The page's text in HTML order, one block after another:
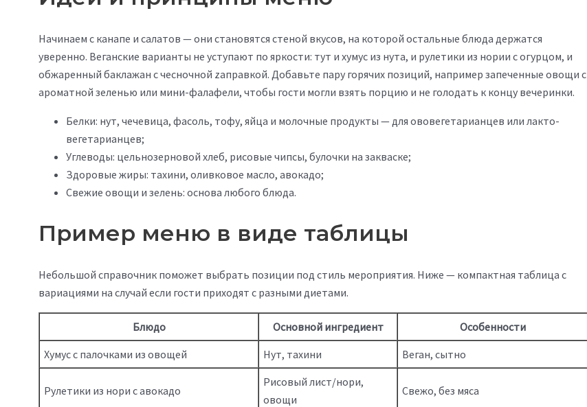
Начинаем с канапе и салатов — они становятся стеной вкусов, на которой остальные блюда держатся
уверенно. Веганские варианты не уступают по яркости: тут и хумус из нута, и рулетики из нории с огурцом, и
обжаренный баклажан с чесночной zaправкой. Добавьте пару горячих позиций, например запеченные овощи с
ароматной зеленью или мини-фалафели, чтобы гости могли взять порцию и не голодать к концу вечеринки.
Белки: нут, чечевица, фасоль, тофу, яйца и молочные продукты — для ововегетарианцев или лакто-
вегетарианцев;
Углеводы: цельнозерновой хлеб, рисовые чипсы, булочки на закваске;
Здоровые жиры: тахини, оливковое масло, авокадо;
Свежие овощи и зелень: основа любого блюда.
Пример меню в виде таблицы
Небольшой справочник поможет выбрать позиции под стиль мероприятия. Ниже — компактная таблица с
вариациями на случай если гости приходят с разными диетами.
Блюдо Основной ингредиент
Особенности
Хумус с палочками из овощей
Нут, тахини Веган, сытно
Рулетики из нори с авокадо
Рисовый лист/нори,
овощи
Свежо, без мяса